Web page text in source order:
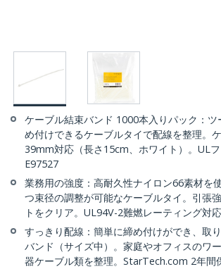
ケーブル結束バンド 1000本入りパック：
め付けできるケーブルタイで配線を整理。
39mm対応（長さ15cm、ホワイト）。ULフ
E97527
業務用の強度：高耐久性ナイロン66素材を
つ束径の調整が可能なケーブルタイ。引張
トをクリア。UL94V-2難燃レーティング対応
すっきり配線：簡単に締め付けができ、取
バンド（サイズ中）。家庭やオフィスのワ
器ケーブル類を整理。StarTech.com 2年間